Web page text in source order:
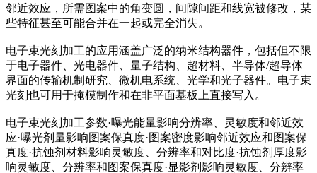
邻近效应，所需图案中的角变圆，间隙间距和线宽被修改，某
些特征甚至可能合并在一起或完全消失。
电子束光刻加工的应用涵盖广泛的纳米结构器件，包括但不限
于电子器件、光电器件、量子结构、超材料、半导体/超导体
界面的传输机制研究、微机电系统、光学和光子器件。电子束
光刻也可用于掩模制作和在非平面基板上直接写入。
电子束光刻加工参数·曝光能量影响分辨率、灵敏度和邻近效
应·曝光剂量影响图案保真度·图案密度影响邻近效应和图案保
真度·抗蚀剂材料影响灵敏度、分辨率和对比度·抗蚀剂厚度影
响灵敏度、分辨率和图案保真度·显影剂影响灵敏度、分辨率